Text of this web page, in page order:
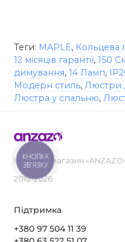
Теги: MAPLE, Кольцева
12 місяців гарантії, 150
димування, 14 Ламп,
Модерн стиль, Люстри
Люстра у спальню,
Інтернет-магазин
2019-2026
Підтримка
+380 97 504 11 39
КНОПКА
ЗВ'ЯЗКУ